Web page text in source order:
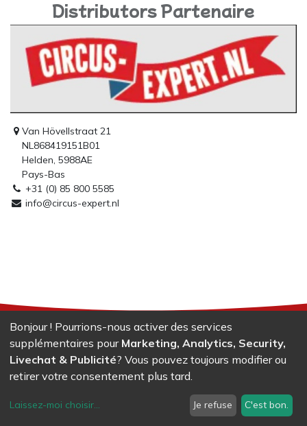
DistributorsPartenaire
Van Hövellstraat 21
NL868419151B01
Helden, 5988AE
Pays-Bas
+31 (0) 85 800 5585
info@circus-expert.nl
Everybody'sjuggling
Bonjour ! Pourrions-nous activer des services
supplémentaires pour Marketing, Analytics, Security,
Livechat & Publicité? Vous pouvez toujours modifier ou
retirer votre consentement plus tard.
Laissez-moi choisir... Je refuse C'est bon.